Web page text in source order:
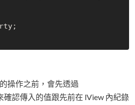
操作之前，會先透過
確認傳入的值跟先前在 lView 內紀錄